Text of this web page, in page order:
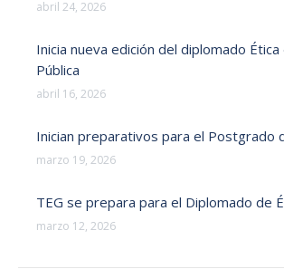
abril 24, 2026
Inicia nueva edición del diplomado Ética
Pública
abril 16, 2026
Inician preparativos para el Postgrado
marzo 19, 2026
TEG se prepara para el Diplomado de
marzo 12, 2026